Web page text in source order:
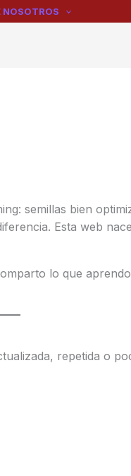
NOSOTROS
semillas bien
Esta web
lo que
repetida o